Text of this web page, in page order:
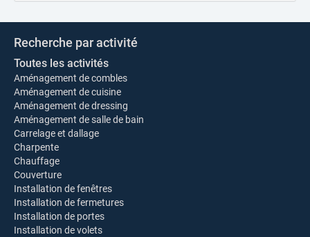
Recherche par activité
Toutes les activités
Aménagement de combles
Aménagement de cuisine
Aménagement de dressing
Aménagement de salle de bain
Carrelage et dallage
Charpente
Chauffage
Couverture
Installation de fenêtres
Installation de fermetures
Installation de portes
Installation de volets